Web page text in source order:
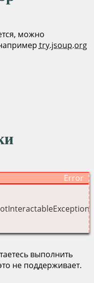
можно
try.jsoup.org
выполнить
не поддерживает.